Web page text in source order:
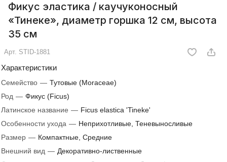
Фикус эластика / каучуконосный
«Тинеке», диаметр горшка 12 см, высота
35 см
Арт. STID-1881
Характеристики
Семейство — Тутовые (Moraceae)
Род — Фикус (Ficus)
Латинское название — Ficus elastica 'Tineke'
Особенности ухода — Неприхотливые, Теневыносливые
Размер — Компактные, Средние
Внешний вид — Декоративно-лиственные